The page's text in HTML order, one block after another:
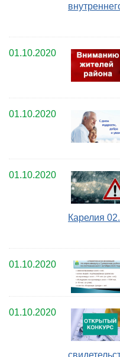
01.10.2020
01.10.2020
01.10.2020
Карелия
01.10.2020
01.10.2020